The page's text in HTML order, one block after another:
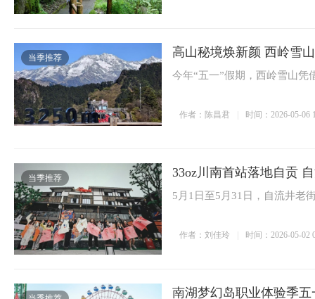
当季推荐 高山秘境焕新颜 西岭雪
今年“五一”假期，西岭雪山凭
作者：陈昌君 时间：2026-05-06
当季推荐 33oz川南首站落地自贡
5月1日至5月31日，自流井老
作者：刘佳玲 时间：2026-05-02
南湖梦幻岛职业体验季五